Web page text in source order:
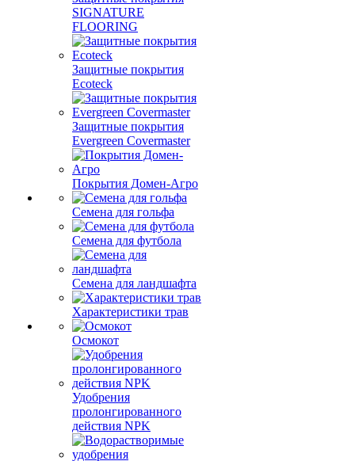
SIGNATURE
FLOORING
Защитные покрытия
Ecoteck
Защитные покрытия
Evergreen Covermaster
Покрытия Домен-Агро
Семена для гольфа
Семена для футбола
Семена для ландшафта
Характеристики трав
Осмокот
Удобрения
пролонгированного
действия NPK